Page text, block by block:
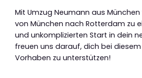
Mit Umzug Neumann aus
von München nach Rotterdam zu
und unkomplizierten Start in dein
freuen uns darauf, dich bei
Vorhaben zu unterstützen!